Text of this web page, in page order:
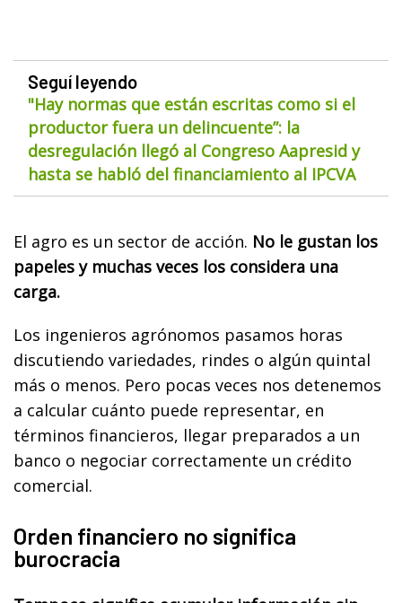
Seguí leyendo
"Hay normas que están escritas como si el
productor fuera un delincuente”: la
desregulación llegó al Congreso Aapresid y
hasta se habló del financiamiento al IPCVA
El agro es un sector de acción. No le gustan los
papeles y muchas veces los considera una
carga.
Los ingenieros agrónomos pasamos horas
discutiendo variedades, rindes o algún quintal
más o menos. Pero pocas veces nos detenemos
a calcular cuánto puede representar, en
términos financieros, llegar preparados a un
banco o negociar correctamente un crédito
comercial.
Orden financiero no significa
burocracia